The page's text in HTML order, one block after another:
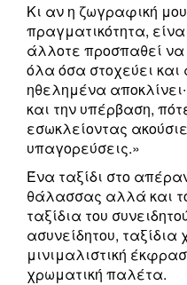
Kι αν η ζωγραφική
πραγματικότητα,
άλλοτε προσπαθεί
όλα όσα στοχεύει και
ηθελημένα
και την υπέρβαση,
εσωκλείοντας
υπαγορεύσεις.»
Ένα ταξίδι στο
θάλασσας αλλά και
ταξίδια του
ασυνείδητου,
μινιμαλιστική
χρωματική παλέτα.